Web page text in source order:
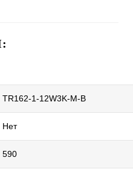
TR162-1-12W3K-M-B
Нет
590